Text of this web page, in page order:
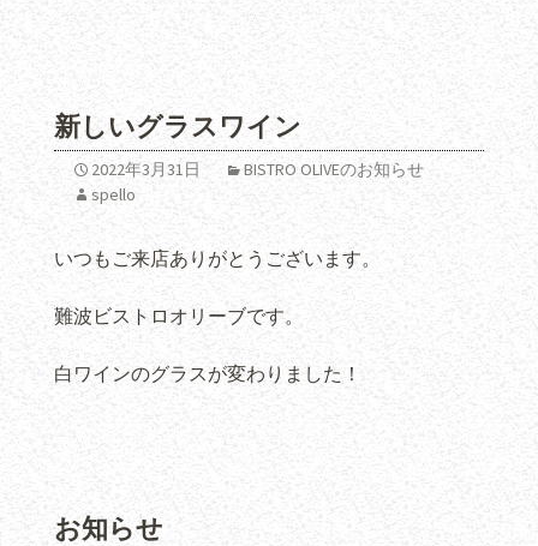
新しいグラスワイン
2022年3月31日
BISTRO OLIVEのお知らせ
spello
いつもご来店ありがとうございます。
難波ビストロオリーブです。
白ワインのグラスが変わりました！
お知らせ